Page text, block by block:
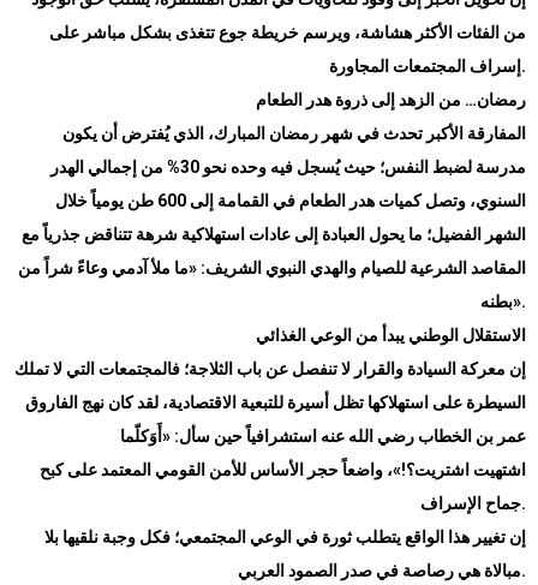
من الفئات الأكثر هشاشة، ويرسم خريطة جوع تتغذى بشكل مباشر على
إسراف المجتمعات المجاورة.
رمضان… من الزهد إلى ذروة هدر الطعام
المفارقة الأكبر تحدث في شهر رمضان المبارك، الذي يُفترض أن يكون
مدرسة لضبط النفس؛ حيث يُسجل فيه وحده نحو 30% من إجمالي الهدر
السنوي، وتصل كميات هدر الطعام في القمامة إلى 600 طن يومياً خلال
الشهر الفضيل؛ ما يحول العبادة إلى عادات استهلاكية شرهة تتناقض جذرياً مع
المقاصد الشرعية للصيام والهدي النبوي الشريف: «ما ملأ آدمي وعاءً شراً من
بطنه».
الاستقلال الوطني يبدأ من الوعي الغذائي
إن معركة السيادة والقرار لا تنفصل عن باب الثلاجة؛ فالمجتمعات التي لا تملك
السيطرة على استهلاكها تظل أسيرة للتبعية الاقتصادية، لقد كان نهج الفاروق
عمر بن الخطاب رضي الله عنه استشرافياً حين سأل: «أَوَكلّما
اشتهيت اشتريت؟!»، واضعاً حجر الأساس للأمن القومي المعتمد على كبح
جماح الإسراف.
إن تغيير هذا الواقع يتطلب ثورة في الوعي المجتمعي؛ فكل وجبة نلقيها بلا
مبالاة هي رصاصة في صدر الصمود العربي.